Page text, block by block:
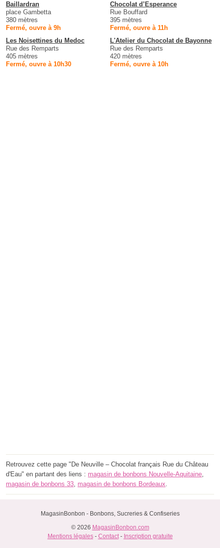
Baillardran
place Gambetta
380 mètres
Fermé, ouvre à 9h
Chocolat d’Esperance
Rue Bouffard
395 mètres
Fermé, ouvre à 11h
Les Noisettines du Medoc
Rue des Remparts
405 mètres
Fermé, ouvre à 10h30
L'Atelier du Chocolat de Bayonne
Rue des Remparts
420 mètres
Fermé, ouvre à 10h
Retrouvez cette page "De Neuville – Chocolat français Rue du Château
d'Eau" en partant des liens : magasin de bonbons Nouvelle-Aquitaine,
magasin de bonbons 33, magasin de bonbons Bordeaux.
MagasinBonbon - Bonbons, Sucreries & Confiseries
© 2026 MagasinBonbon.com
Mentions légales- Contact- Inscription gratuite